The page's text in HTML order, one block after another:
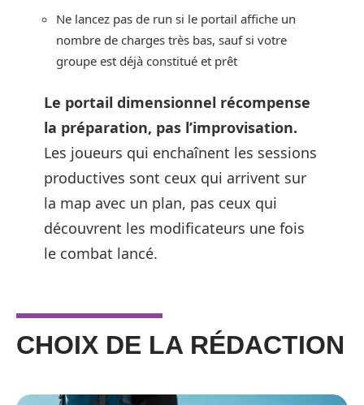
Ne lancez pas de run si le portail affiche un
nombre de charges très bas, sauf si votre
groupe est déjà constitué et prêt
Le portail dimensionnel récompense
la préparation, pas l’improvisation.
Les joueurs qui enchaînent les sessions
productives sont ceux qui arrivent sur
la map avec un plan, pas ceux qui
découvrent les modificateurs une fois
le combat lancé.
CHOIX DE LA RÉDACTION